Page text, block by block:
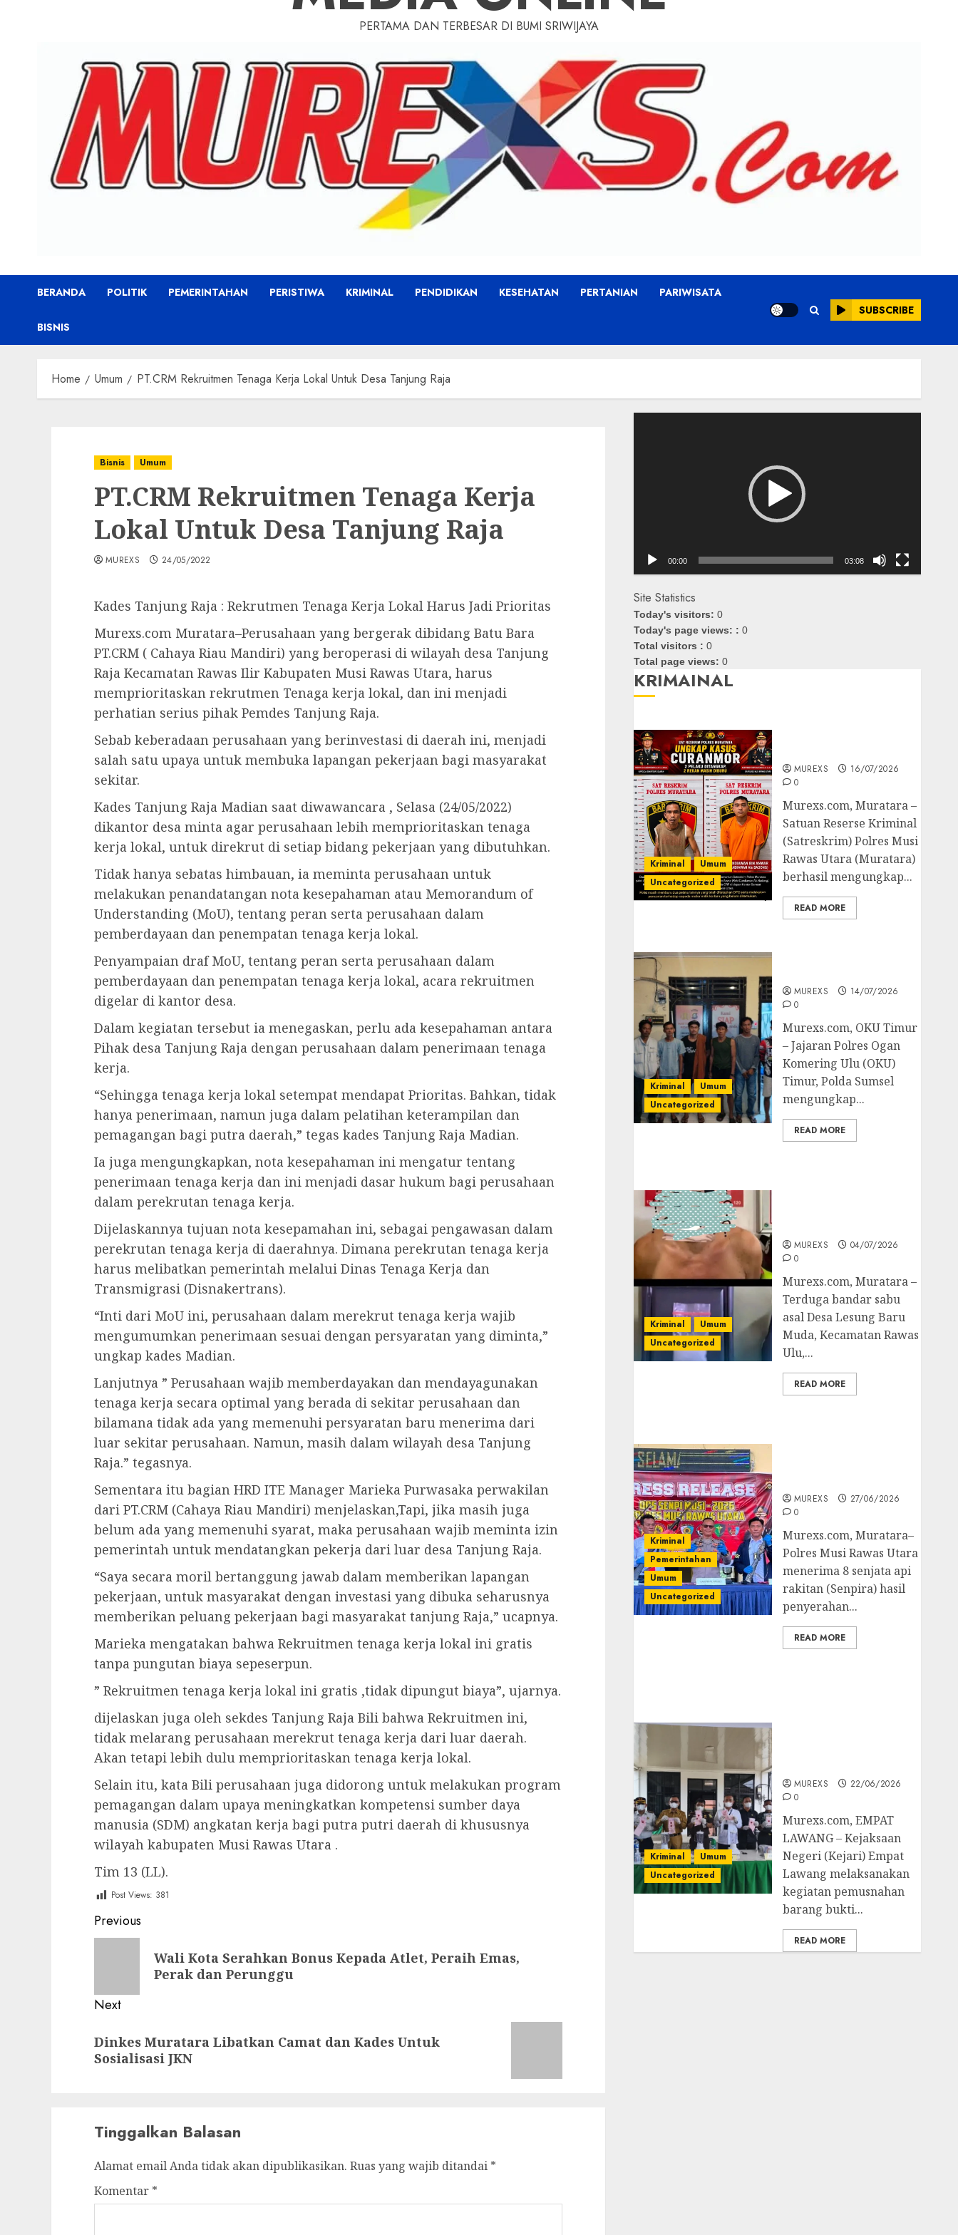
PERTAMA DAN TERBESAR DI BUMI SRIWIJAYA
BERANDA POLITIK PEMERINTAHAN PERISTIWA KRIMINAL PENDIDIKAN KESEHATAN PERTANIAN PARIWISATA
BISNIS
SUBSCRIBE
Home Umum PT.CRM Rekruitmen Tenaga Kerja Lokal Untuk Desa Tanjung Raja
Bisnis Umum
PT.CRM Rekruitmen Tenaga Kerja
Lokal Untuk Desa Tanjung Raja
MUREXS 24/05/2022
Kades Tanjung Raja : Rekrutmen Tenaga Kerja Lokal Harus Jadi Prioritas
Murexs.com Muratara–Perusahaan yang bergerak dibidang Batu Bara
PT.CRM ( Cahaya Riau Mandiri) yang beroperasi di wilayah desa Tanjung
Raja Kecamatan Rawas Ilir Kabupaten Musi Rawas Utara, harus
memprioritaskan rekrutmen Tenaga kerja lokal, dan ini menjadi
perhatian serius pihak Pemdes Tanjung Raja.
Sebab keberadaan perusahaan yang berinvestasi di daerah ini, menjadi
salah satu upaya untuk membuka lapangan pekerjaan bagi masyarakat
sekitar.
Kades Tanjung Raja Madian saat diwawancara , Selasa (24/05/2022)
dikantor desa minta agar perusahaan lebih memprioritaskan tenaga
kerja lokal, untuk direkrut di setiap bidang pekerjaan yang dibutuhkan.
Tidak hanya sebatas himbauan, ia meminta perusahaan untuk
melakukan penandatangan nota kesepahaman atau Memorandum of
Understanding (MoU), tentang peran serta perusahaan dalam
pemberdayaan dan penempatan tenaga kerja lokal.
Penyampaian draf MoU, tentang peran serta perusahaan dalam
pemberdayaan dan penempatan tenaga kerja lokal, acara rekruitmen
digelar di kantor desa.
Dalam kegiatan tersebut ia menegaskan, perlu ada kesepahaman antara
Pihak desa Tanjung Raja dengan perusahaan dalam penerimaan tenaga
kerja.
“Sehingga tenaga kerja lokal setempat mendapat Prioritas. Bahkan, tidak
hanya penerimaan, namun juga dalam pelatihan keterampilan dan
pemagangan bagi putra daerah,” tegas kades Tanjung Raja Madian.
Ia juga mengungkapkan, nota kesepahaman ini mengatur tentang
penerimaan tenaga kerja dan ini menjadi dasar hukum bagi perusahaan
dalam perekrutan tenaga kerja.
Dijelaskannya tujuan nota kesepamahan ini, sebagai pengawasan dalam
perekrutan tenaga kerja di daerahnya. Dimana perekrutan tenaga kerja
harus melibatkan pemerintah melalui Dinas Tenaga Kerja dan
Transmigrasi (Disnakertrans).
“Inti dari MoU ini, perusahaan dalam merekrut tenaga kerja wajib
mengumumkan penerimaan sesuai dengan persyaratan yang diminta,”
ungkap kades Madian.
Lanjutnya ” Perusahaan wajib memberdayakan dan mendayagunakan
tenaga kerja secara optimal yang berada di sekitar perusahaan dan
bilamana tidak ada yang memenuhi persyaratan baru menerima dari
luar sekitar perusahaan. Namun, masih dalam wilayah desa Tanjung
Raja.” tegasnya.
Sementara itu bagian HRD ITE Manager Marieka Purwasaka perwakilan
dari PT.CRM (Cahaya Riau Mandiri) menjelaskan,Tapi, jika masih juga
belum ada yang memenuhi syarat, maka perusahaan wajib meminta izin
pemerintah untuk mendatangkan pekerja dari luar desa Tanjung Raja.
“Saya secara moril bertanggung jawab dalam memberikan lapangan
pekerjaan, untuk masyarakat dengan investasi yang dibuka seharusnya
memberikan peluang pekerjaan bagi masyarakat tanjung Raja,” ucapnya.
Marieka mengatakan bahwa Rekruitmen tenaga kerja lokal ini gratis
tanpa pungutan biaya sepeserpun.
” Rekruitmen tenaga kerja lokal ini gratis ,tidak dipungut biaya”, ujarnya.
dijelaskan juga oleh sekdes Tanjung Raja Bili bahwa Rekruitmen ini,
tidak melarang perusahaan merekrut tenaga kerja dari luar daerah.
Akan tetapi lebih dulu memprioritaskan tenaga kerja lokal.
Selain itu, kata Bili perusahaan juga didorong untuk melakukan program
pemagangan dalam upaya meningkatkan kompetensi sumber daya
manusia (SDM) angkatan kerja bagi putra putri daerah di khususnya
wilayah kabupaten Musi Rawas Utara .
Tim 13 (LL).
Post Views: 381
Post
navigation
Previous
Wali Kota Serahkan Bonus Kepada Atlet, Peraih Emas,
Perak dan Perunggu
Next
post:
Dinkes Muratara Libatkan Camat dan Kades Untuk
Sosialisasi JKN
Tinggalkan Balasan
Alamat email Anda tidak akan dipublikasikan. Ruas yang wajib ditandai *
Komentar *
00:00 03:08
Site Statistics
Today's visitors: 0
Today's page views: : 0
Total visitors : 0
Total page views: 0
KRIMAINAL
Kriminal
Umum
Uncategorized
MUREXS
16/07/2026
0
Murexs.com, Muratara –
Satuan Reserse Kriminal
(Satreskrim) Polres Musi
Rawas Utara (Muratara)
berhasil mengungkap...
READ MORE
Kriminal
Umum
Uncategorized
MUREXS
14/07/2026
0
Murexs.com, OKU Timur
– Jajaran Polres Ogan
Komering Ulu (OKU)
Timur, Polda Sumsel
mengungkap...
READ MORE
Kriminal
Umum
Uncategorized
MUREXS
04/07/2026
0
Murexs.com, Muratara –
Terduga bandar sabu
asal Desa Lesung Baru
Muda, Kecamatan Rawas
Ulu,...
READ MORE
Kriminal
Pemerintahan
Umum
Uncategorized
MUREXS
27/06/2026
0
Murexs.com, Muratara–
Polres Musi Rawas Utara
menerima 8 senjata api
rakitan (Senpira) hasil
penyerahan...
READ MORE
Kriminal
Umum
Uncategorized
MUREXS
22/06/2026
0
‎Murexs.com, EMPAT
LAWANG – Kejaksaan
Negeri (Kejari) Empat
Lawang melaksanakan
kegiatan pemusnahan
barang bukti...
READ MORE